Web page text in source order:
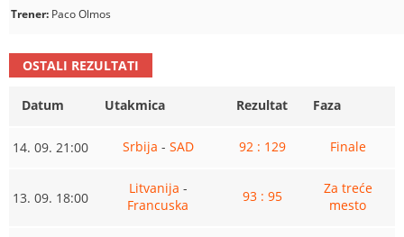
Trener: Paco Olmos
OSTALI REZULTATI
Datum Utakmica Rezultat Faza
14. 09. 21:00 Srbija - SAD 92 : 129 Finale
13. 09. 18:00
Litvanija -
Francuska
93 : 95
Za treće
mesto